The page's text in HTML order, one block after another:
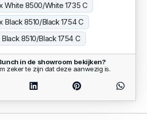
White 8500/White 1735 C
Black 8510/Black 1754 C
8510/Black 1754 C
in de showroom bekijken?
zeker te zijn dat deze aanwezig is.